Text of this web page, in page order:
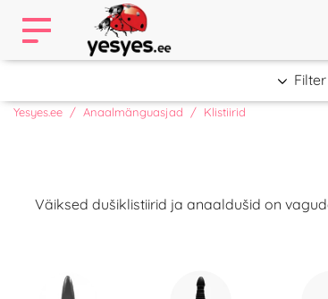
Yesyes.ee Anaalmänguasjad Klistiirid
Filter
Väiksed dušiklistiirid ja anaaldušid on